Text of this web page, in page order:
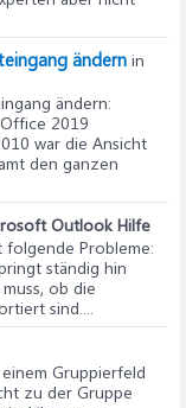
ändern in
ändern:
2019
war die Ansicht
den ganzen
Outlook Hilfe
folgende Probleme:
ständig hin
ob die
sind....
Gruppierfeld
zu der Gruppe